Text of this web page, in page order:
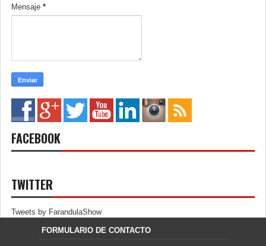
Mensaje *
FACEBOOK
TWITTER
Tweets by FarandulaShow
FORMULARIO DE CONTACTO